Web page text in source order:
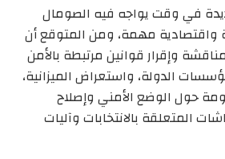
في وقت يواجه فيه الصومال
واقتصادية مهمة، ومن المتوقع أن
وإقرار قوانين مرتبطة بالأمن
الدولة، واستعراض الميزانية،
حول الوضع الأمني وإصلاح
المتعلقة بالانتخابات وآليات